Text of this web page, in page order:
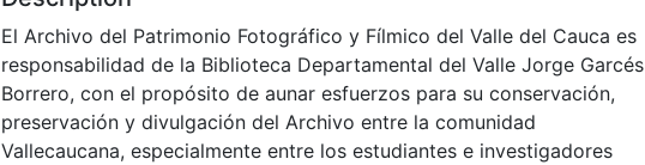
El Archivo del Patrimonio Fotográfico y Fílmico del Valle del Cauca es
responsabilidad de la Biblioteca Departamental del Valle Jorge Garcés
Borrero, con el propósito de aunar esfuerzos para su conservación,
preservación y divulgación del Archivo entre la comunidad
Vallecaucana, especialmente entre los estudiantes e investigadores